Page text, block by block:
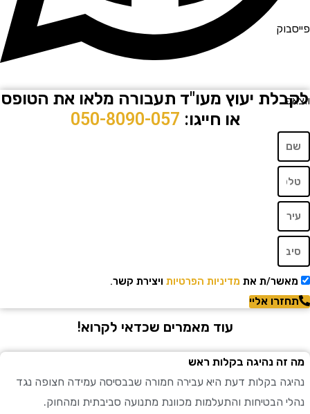
יעוץ מעו"ד תעבורה מלאו את הטופס
או חייגו:050-8090-057
ת אתמדיניות הפרטיותויצירת קשר.
אליי
עוד מאמרים שכדאי לקרוא!
נהיגה בקלות ראש
בקלות דעת היא עבירה חמורה שבבסיסה עמידה חצופה נגד
הבטיחות והתעלמות מכוונת מתנועה סביבתית ומהחוק.